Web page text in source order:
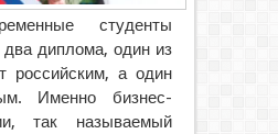
студенты
диплома, один из
российским, а один
Именно бизнес-
так называемый